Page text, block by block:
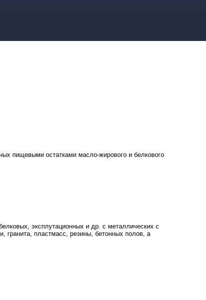
пищевыми остатками масло-жирового и белкового
эксплутационных и др. с металлических с
гранита, пластмасс, резины, бетонных полов, а